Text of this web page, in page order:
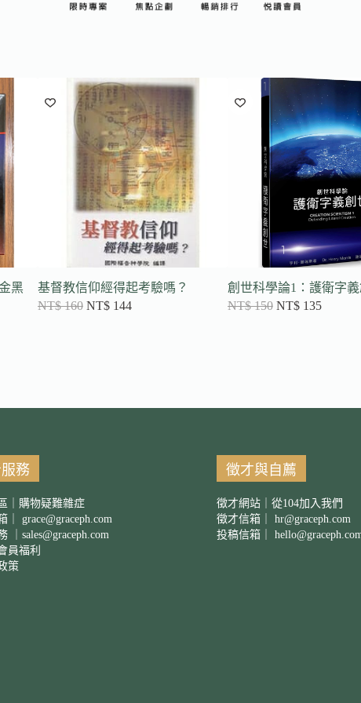
黑
基督教信仰經得起考驗嗎？
NT$160 NT$144
創世科學論1：護衛字
NT$150 NT$135
務
｜購物疑難雜症
｜ grace@graceph.com
｜ sales@graceph.com
員福利
策
徵才與自薦
徵才網站｜從104加入我們
徵才信箱｜ hr@graceph.com
投稿信箱｜